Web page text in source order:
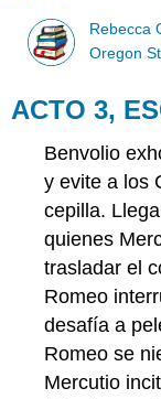
Rebecca
Oregon
ACTO 3,
Benvolio
y evite a los
cepilla.
quienes
trasladar el
Romeo
desafía a
Romeo se
Mercutio